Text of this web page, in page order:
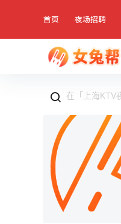
首页 夜场招聘